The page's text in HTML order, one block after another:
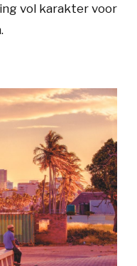
vol karakter voor